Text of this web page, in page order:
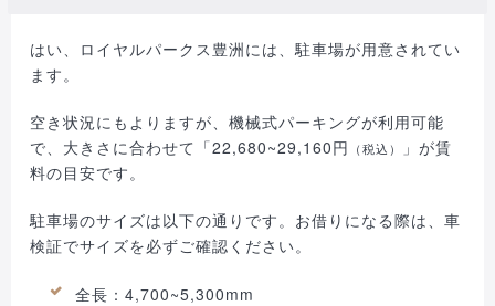
はい、ロイヤルパークス豊洲には、駐車場が用意されてい
ます。
空き状況にもよりますが、機械式パーキングが利用可能
で、大きさに合わせて「22,680~29,160円 （税込）
」が賃
料の目安です。
駐車場のサイズは以下の通りです。お借りになる際は、車
検証でサイズを必ずご確認ください。
全長：4,700~5,300mm